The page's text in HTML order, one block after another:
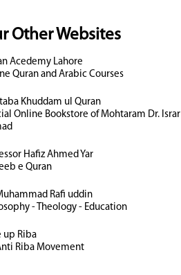
Other Websites
Acedemy Lahore
Quran and Arabic Courses
Khuddam ul Quran
Online Bookstore of Mohtaram Dr. Israr
Hafiz Ahmed Yar
e Quran
Rafi uddin
- Theology - Education
up Riba
Riba Movement